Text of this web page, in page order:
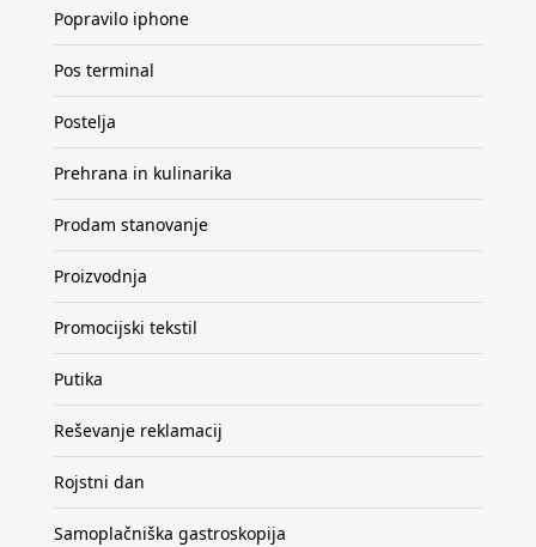
Popravilo iphone
Pos terminal
Postelja
Prehrana in kulinarika
Prodam stanovanje
Proizvodnja
Promocijski tekstil
Putika
Reševanje reklamacij
Rojstni dan
Samoplačniška gastroskopija